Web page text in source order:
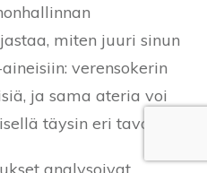
miten juuri sinun
verensokerin
ja sama ateria voi
täysin eri tavalla.
analysoivat